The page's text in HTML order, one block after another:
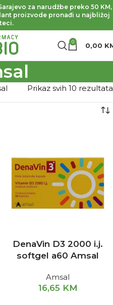
za narudžbe preko 50 KM,
proizvode pronađi u najbližoj
0 0,00
Prikaz svih 10 rezultata
DenaVin D3 2000 i.j.
softgel a60 Amsal
Amsal
16,65 KM